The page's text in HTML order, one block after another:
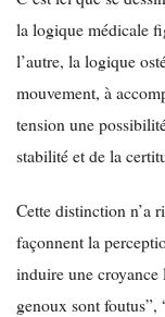
la logique médicale
l’autre, la logique
mouvement, à
tension une
stabilité et de la
Cette distinction n’a
façonnent la
induire une croyance
genoux sont foutus”,